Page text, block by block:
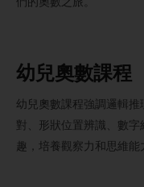
幼兒奧數課程
幼兒奧數課程強調邏輯
對、形狀位置辨識、數
趣，培養觀察力和思維能